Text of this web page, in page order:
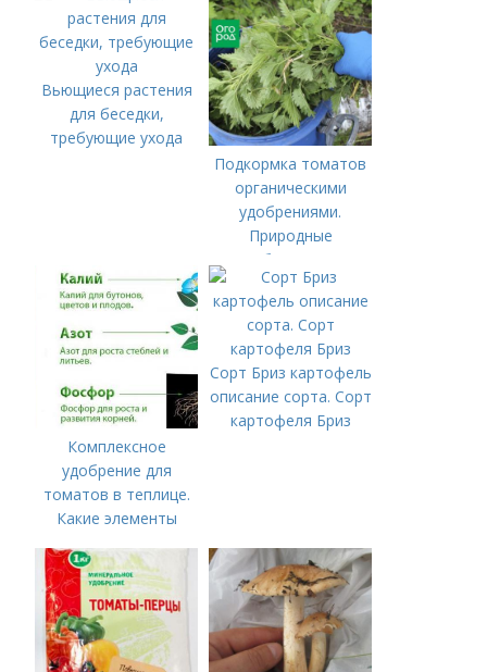
Вьющиеся растения
для беседки,
требующие ухода
Подкормка томатов
органическими
удобрениями.
Природные
удобрения для
подкормки "по листу"
Комплексное
удобрение для
томатов в теплице.
Какие элементы
особенности их
внесения
Сорт Бриз картофель
описание сорта. Сорт
картофеля Бриз